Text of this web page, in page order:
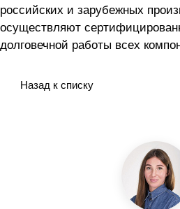
российских и зарубежных
осуществляют
долговечной работы всех
Назад к списку